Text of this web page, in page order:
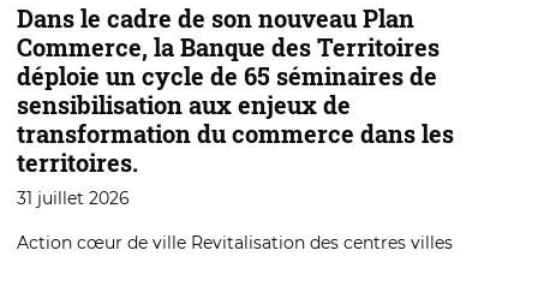
Dans le cadre de son nouveau Plan
Commerce, la Banque des Territoires
déploie un cycle de 65 séminaires de
sensibilisation aux enjeux de
transformation du commerce dans les
territoires.
31 juillet 2026
Action cœur de ville Revitalisation des centres villes